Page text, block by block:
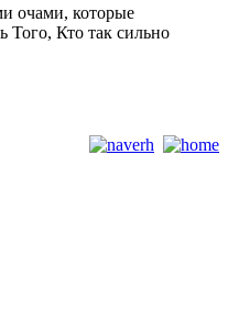
очами, которые
Того, Кто так сильно